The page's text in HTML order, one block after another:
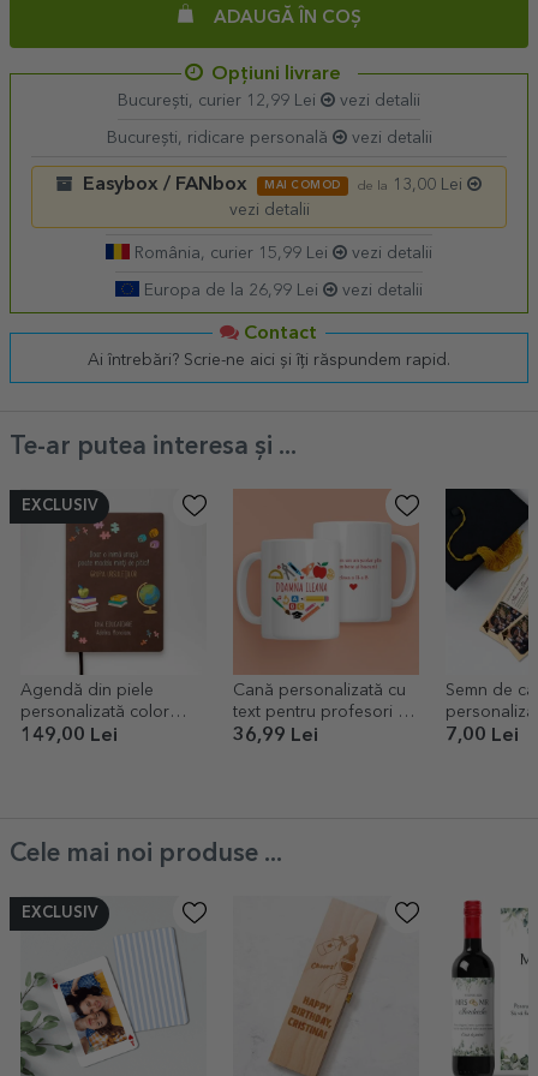
ADAUGĂ ÎN COȘ
Opțiuni livrare
București, curier 12,99 Lei vezi detalii
București, ridicare personală vezi detalii
Easybox / FANbox MAI COMOD de la
13,00 Lei
vezi detalii
România, curier 15,99 Lei vezi detalii
Europa de la 26,99 Lei vezi detalii
Contact
Ai întrebări? Scrie-ne aici și îți răspundem rapid.
Te-ar putea interesa și ...
EXCLUSIV
Agendă din piele
personalizată color
pentru educatoare
149,00 Lei
Cană personalizată cu
text pentru profesori -
Heart
36,99 Lei
Semn de
și mesaj de
7,00 Lei
Cele mai noi produse ...
EXCLUSIV